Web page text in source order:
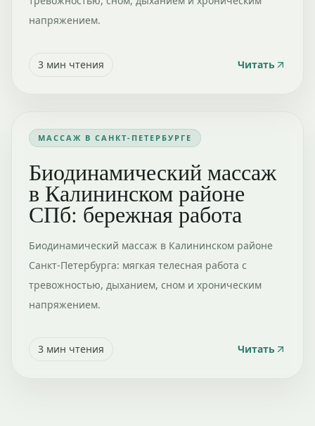
напряжением.
3 мин чтения Читать
МАССАЖ В САНКТ-ПЕТЕРБУРГЕ
Биодинамический массаж
в Калининском районе
СПб: бережная работа
Биодинамический массаж в Калининском районе
Санкт-Петербурга: мягкая телесная работа с
тревожностью, дыханием, сном и хроническим
напряжением.
3 мин чтения Читать